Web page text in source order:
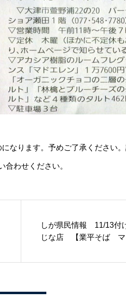
なります。予めご了承ください
合わせください。
しが県民情報 11/13
じな店 【業平そば マ